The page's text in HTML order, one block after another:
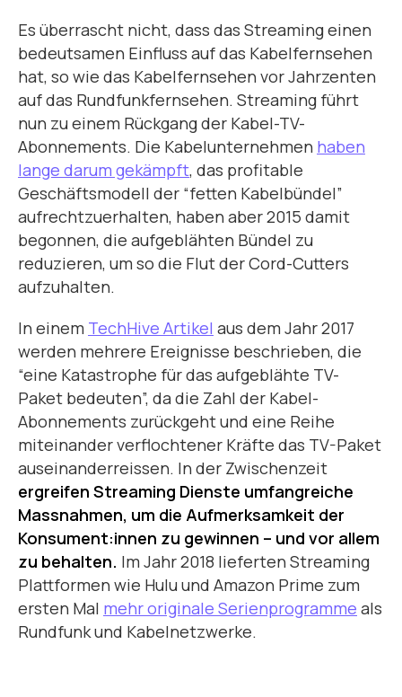
Es überrascht nicht, dass das Streaming einen
bedeutsamen Einfluss auf das Kabelfernsehen
hat, so wie das Kabelfernsehen vor Jahrzenten
auf das Rundfunkfernsehen. Streaming führt
nun zu einem Rückgang der Kabel-TV-
Abonnements. Die Kabelunternehmen haben
lange darum gekämpft, das profitable
Geschäftsmodell der “fetten Kabelbündel”
aufrechtzuerhalten, haben aber 2015 damit
begonnen, die aufgeblähten Bündel zu
reduzieren, um so die Flut der Cord-Cutters
aufzuhalten.
In einem TechHive Artikel aus dem Jahr 2017
werden mehrere Ereignisse beschrieben, die
“eine Katastrophe für das aufgeblähte TV-
Paket bedeuten”, da die Zahl der Kabel-
Abonnements zurückgeht und eine Reihe
miteinander verflochtener Kräfte das TV-Paket
auseinanderreissen. In der Zwischenzeit
ergreifen Streaming Dienste umfangreiche
Massnahmen, um die Aufmerksamkeit der
Konsument:innen zu gewinnen – und vor allem
zu behalten. Im Jahr 2018 lieferten Streaming
Plattformen wie Hulu und Amazon Prime zum
ersten Mal mehr originale Serienprogramme als
Rundfunk und Kabelnetzwerke.